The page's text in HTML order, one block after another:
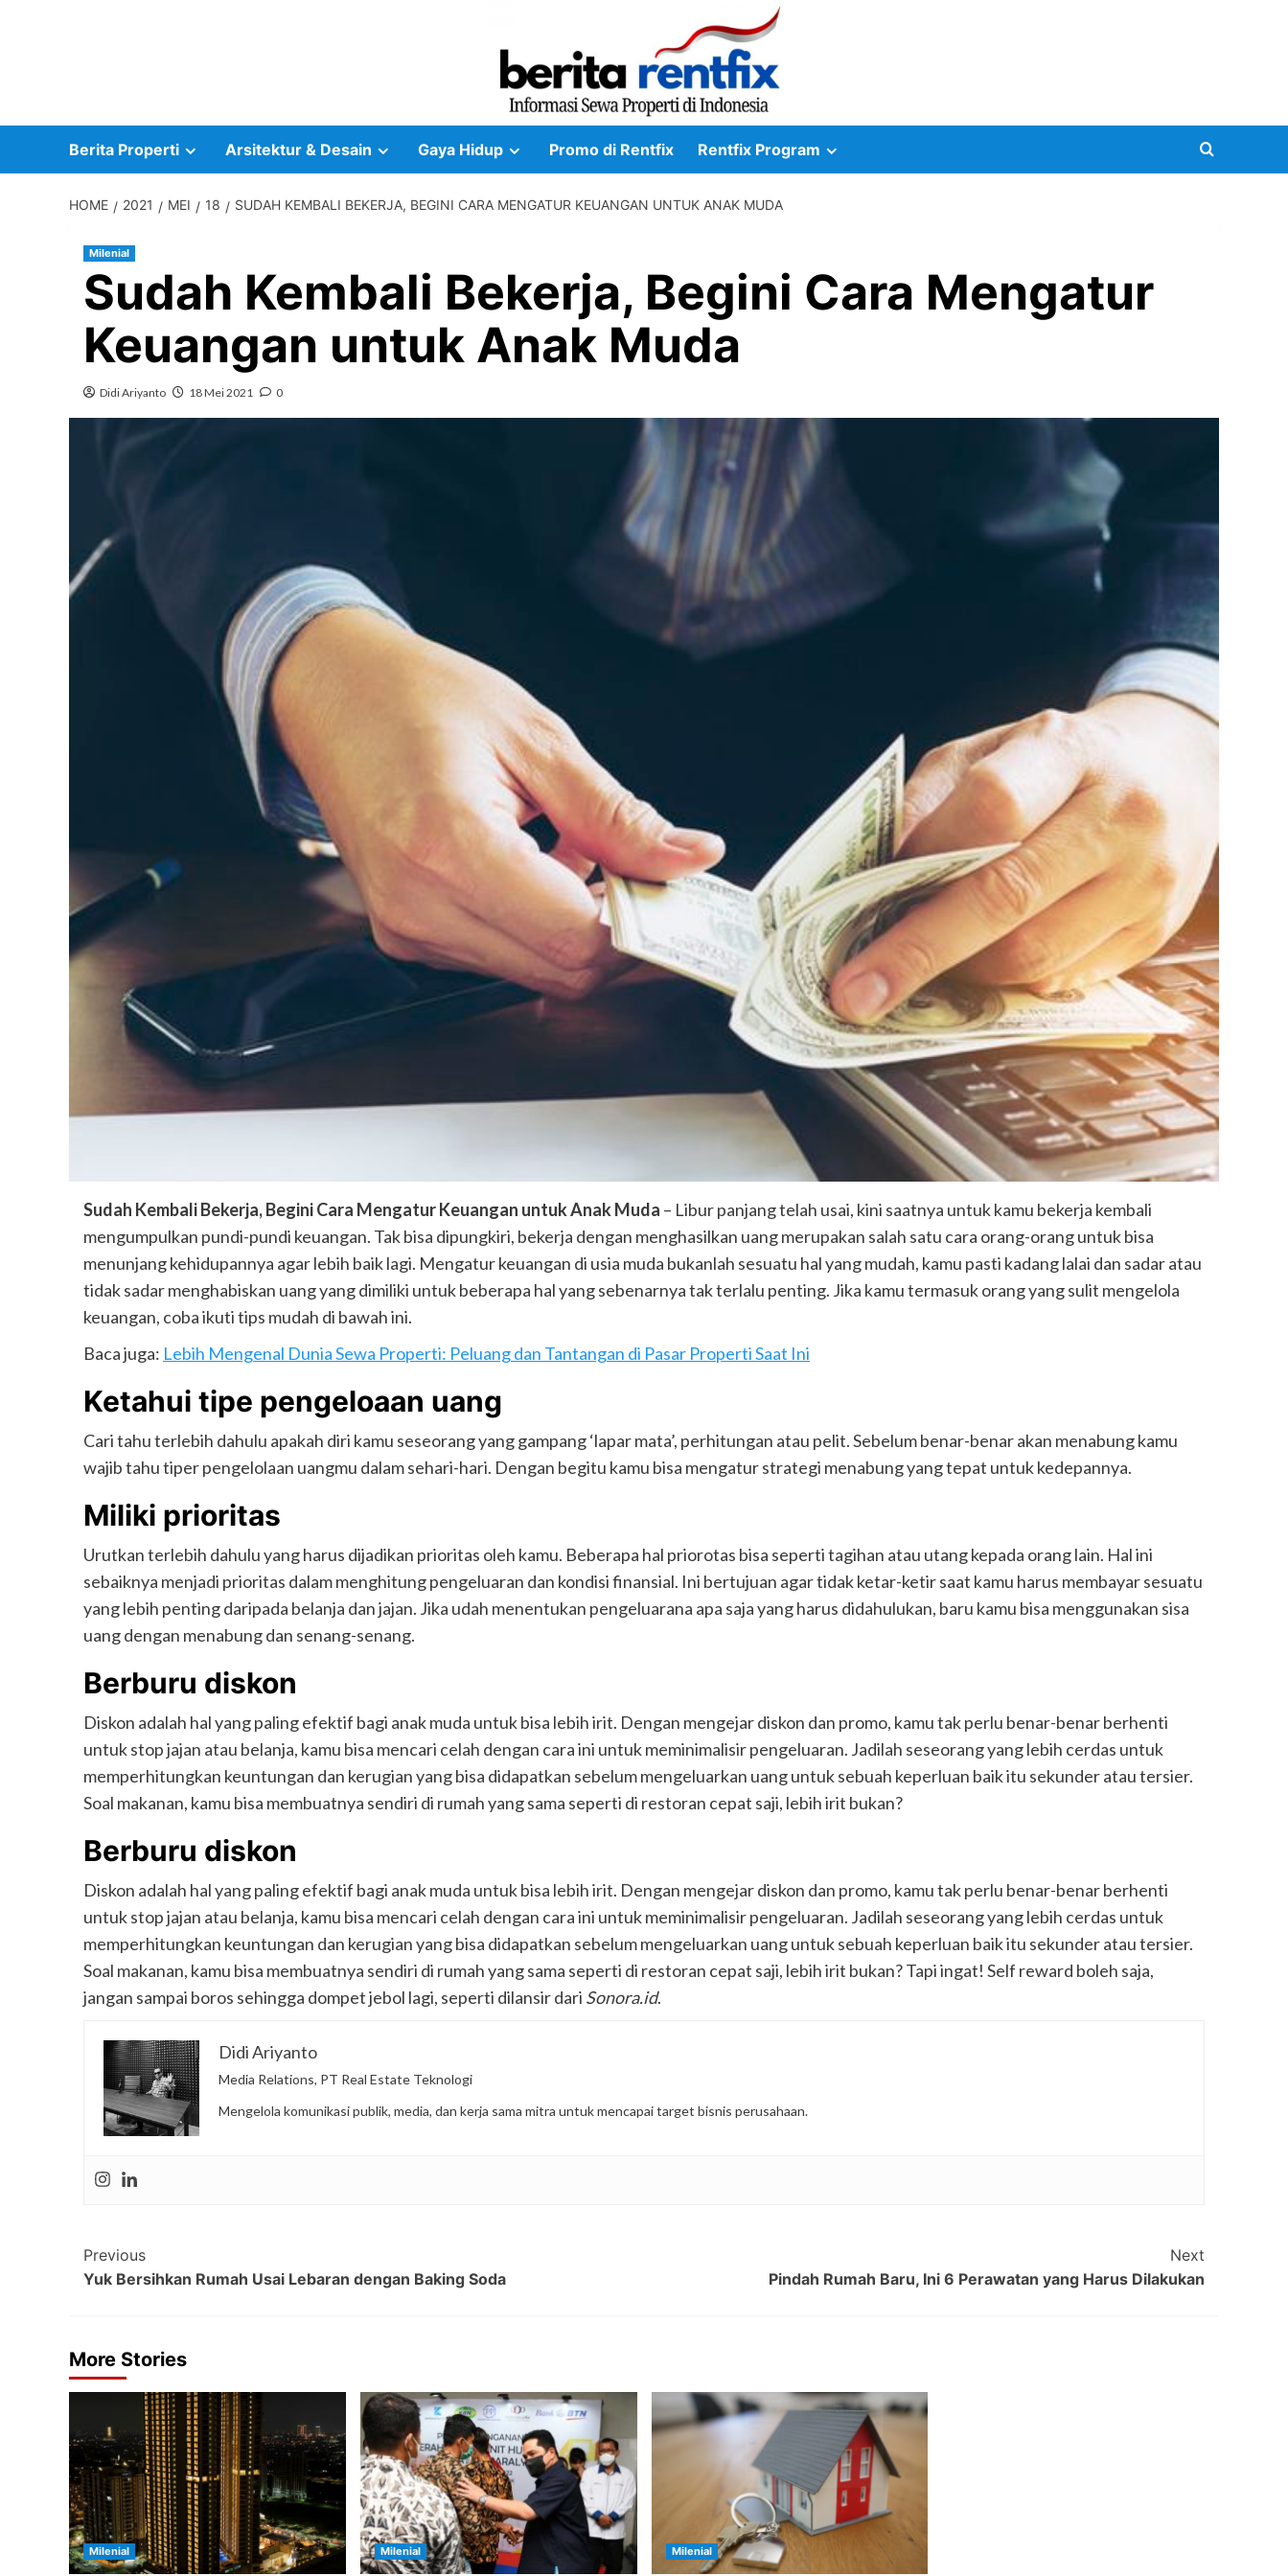
Berita Properti Arsitektur & Desain Gaya Hidup Promo di Rentfix Rentfix Program
HOME 2021 MEI 18 SUDAH KEMBALI BEKERJA, BEGINI CARA MENGATUR KEUANGAN UNTUK ANAK MUDA
Milenial
Sudah Kembali Bekerja, Begini Cara Mengatur
Keuangan untuk Anak Muda
Didi Ariyanto 18 Mei 2021 0
Sudah Kembali Bekerja, Begini Cara Mengatur Keuangan untuk Anak Muda – Libur panjang telah usai, kini saatnya untuk kamu bekerja kembali
mengumpulkan pundi-pundi keuangan. Tak bisa dipungkiri, bekerja dengan menghasilkan uang merupakan salah satu cara orang-orang untuk bisa
menunjang kehidupannya agar lebih baik lagi. Mengatur keuangan di usia muda bukanlah sesuatu hal yang mudah, kamu pasti kadang lalai dan sadar atau
tidak sadar menghabiskan uang yang dimiliki untuk beberapa hal yang sebenarnya tak terlalu penting. Jika kamu termasuk orang yang sulit mengelola
keuangan, coba ikuti tips mudah di bawah ini.
Baca juga: Lebih Mengenal Dunia Sewa Properti: Peluang dan Tantangan di Pasar Properti Saat Ini
Ketahui tipe pengeloaan uang
Cari tahu terlebih dahulu apakah diri kamu seseorang yang gampang ‘lapar mata’, perhitungan atau pelit. Sebelum benar-benar akan menabung kamu
wajib tahu tiper pengelolaan uangmu dalam sehari-hari. Dengan begitu kamu bisa mengatur strategi menabung yang tepat untuk kedepannya.
Miliki prioritas
Urutkan terlebih dahulu yang harus dijadikan prioritas oleh kamu. Beberapa hal priorotas bisa seperti tagihan atau utang kepada orang lain. Hal ini
sebaiknya menjadi prioritas dalam menghitung pengeluaran dan kondisi finansial. Ini bertujuan agar tidak ketar-ketir saat kamu harus membayar sesuatu
yang lebih penting daripada belanja dan jajan. Jika udah menentukan pengeluarana apa saja yang harus didahulukan, baru kamu bisa menggunakan sisa
uang dengan menabung dan senang-senang.
Berburu diskon
Diskon adalah hal yang paling efektif bagi anak muda untuk bisa lebih irit. Dengan mengejar diskon dan promo, kamu tak perlu benar-benar berhenti
untuk stop jajan atau belanja, kamu bisa mencari celah dengan cara ini untuk meminimalisir pengeluaran. Jadilah seseorang yang lebih cerdas untuk
memperhitungkan keuntungan dan kerugian yang bisa didapatkan sebelum mengeluarkan uang untuk sebuah keperluan baik itu sekunder atau tersier.
Soal makanan, kamu bisa membuatnya sendiri di rumah yang sama seperti di restoran cepat saji, lebih irit bukan?
Berburu diskon
Diskon adalah hal yang paling efektif bagi anak muda untuk bisa lebih irit. Dengan mengejar diskon dan promo, kamu tak perlu benar-benar berhenti
untuk stop jajan atau belanja, kamu bisa mencari celah dengan cara ini untuk meminimalisir pengeluaran. Jadilah seseorang yang lebih cerdas untuk
memperhitungkan keuntungan dan kerugian yang bisa didapatkan sebelum mengeluarkan uang untuk sebuah keperluan baik itu sekunder atau tersier.
Soal makanan, kamu bisa membuatnya sendiri di rumah yang sama seperti di restoran cepat saji, lebih irit bukan? Tapi ingat! Self reward boleh saja,
jangan sampai boros sehingga dompet jebol lagi, seperti dilansir dari Sonora.id.
Didi Ariyanto
Media Relations, PT Real Estate Teknologi
Mengelola komunikasi publik, media, dan kerja sama mitra untuk mencapai target bisnis perusahaan.
Post
Navigation
Previous
Yuk Bersihkan Rumah Usai Lebaran dengan Baking Soda
Next
Pindah Rumah Baru, Ini 6 Perawatan yang Harus Dilakukan
More Stories
Milenial Milenial Milenial